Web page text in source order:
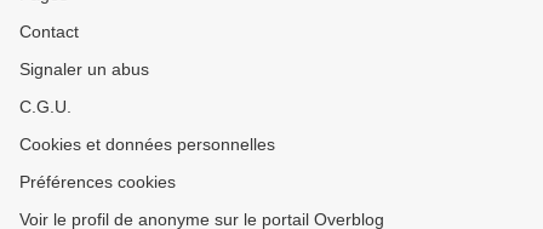
Contact
Signaler un abus
C.G.U.
Cookies et données personnelles
Préférences cookies
Voir le profil de anonyme sur le portail Overblog